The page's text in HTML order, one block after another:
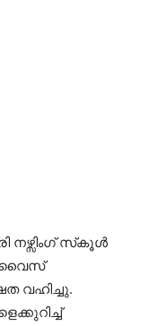
നഴ്സിംഗ് സ്‌കൂള്‍
വൈസ്
വഹിച്ചു.